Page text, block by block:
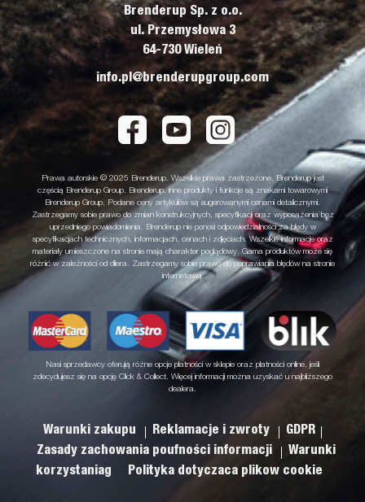
Brenderup Sp. z o.o.
ul. Przemysłowa 3
64-730 Wieleń
info.pl@brenderupgroup.com
Prawa autorskie © 2025 Brenderup. Wszelkie prawa zastrzeżone. Brenderup jest
częścią Brenderup Group. Brenderup, inne produkty i funkcje są znakami towarowymi
Brenderup Group. Podane ceny artykułów są sugerowanymi cenami detalicznymi.
Zastrzegamy sobie prawo do zmian konstrukcyjnych, specyfikacji oraz wyposażenia bez
uprzedniego powiadomienia. Brenderup nie ponosi odpowiedzialności za błędy w
specyfikacjach technicznych, informacjach, cenach i zdjęciach. Wszelkie informacje oraz
materiały umieszczone na stronie mają charakter poglądowy. Gama produktów może się
różnić w zależności od dilera. Zastrzegamy sobie prawo do poprawiania błędów na stronie
internetowej.
Nasi sprzedawcy oferują różne opcje płatności w sklepie oraz płatności online, jeśli
zdecydujesz się na opcję Click & Collect. Więcej informacji można uzyskać u najbliższego
dealera.
Warunki zakupu Reklamacje i zwroty
GDPR
Zasady zachowania poufności informacji
Warunki
korzystaniag
Polityka dotyczaca plikow cookie